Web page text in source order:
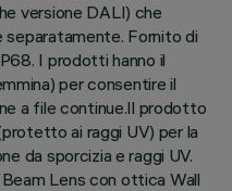
versione DALI) che
separatamente. Fornito di
I prodotti hanno il
per consentire il
a file continue.Il prodotto
ai raggi UV) per la
da sporcizia e raggi UV.
Lens con ottica Wall